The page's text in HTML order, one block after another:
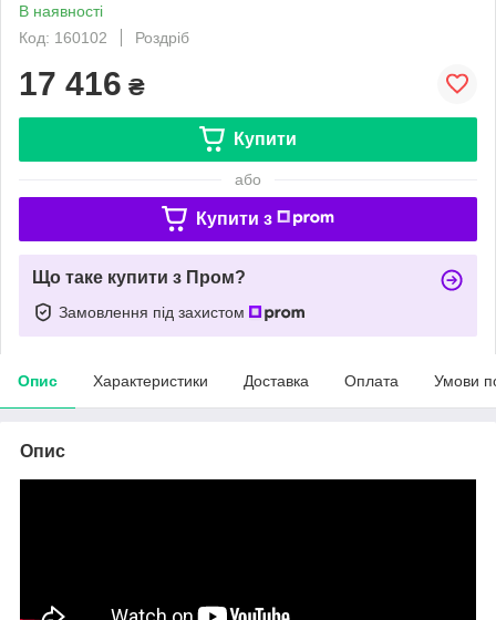
В наявності
Код: 160102
Роздріб
17 416 ₴
Купити
або
Купити з
Що таке купити з Пром?
Замовлення під захистом
Опис Характеристики Доставка Оплата Умови
Опис